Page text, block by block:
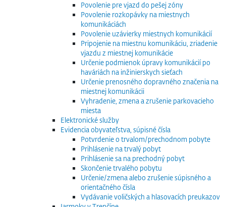
Povolenie pre vjazd do pešej zóny
Povolenie rozkopávky na miestnych
komunikáciách
Povolenie uzávierky miestnych komunikácií
Pripojenie na miestnu komunikáciu, zriadenie
vjazdu z miestnej komunikácie
Určenie podmienok úpravy komunikácií po
haváriách na inžinierskych sieťach
Určenie prenosného dopravného značenia na
miestnej komunikácii
Vyhradenie, zmena a zrušenie parkovacieho
miesta
Elektronické služby
Evidencia obyvateľstva, súpisné čísla
Potvrdenie o trvalom/prechodnom pobyte
Prihlásenie na trvalý pobyt
Prihlásenie sa na prechodný pobyt
Skončenie trvalého pobytu
Určenie/zmena alebo zrušenie súpisného a
orientačného čísla
Vydávanie voličských a hlasovacích preukazov